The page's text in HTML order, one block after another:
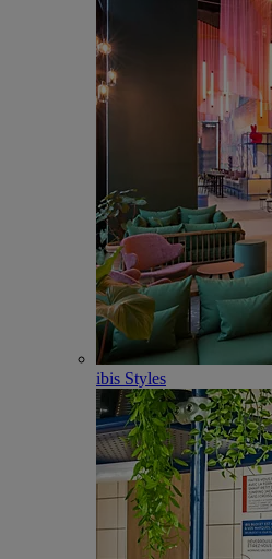
ibis Styles